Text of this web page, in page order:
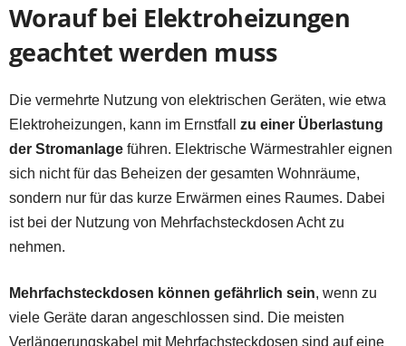
Worauf bei Elektroheizungen
geachtet werden muss
Die vermehrte Nutzung von elektrischen Geräten, wie etwa
Elektroheizungen, kann im Ernstfall
zu einer Überlastung
der Stromanlage führen. Elektrische Wärmestrahler eignen
sich nicht für das Beheizen der gesamten Wohnräume,
sondern nur für das kurze Erwärmen eines Raumes. Dabei
ist bei der Nutzung von Mehrfachsteckdosen Acht zu
nehmen.
Mehrfachsteckdosen können gefährlich sein, wenn zu
viele Geräte daran angeschlossen sind. Die meisten
Verlängerungskabel mit Mehrfachsteckdosen sind auf eine